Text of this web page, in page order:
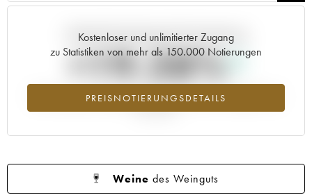
Kostenloser und unlimitierter Zugang
zu Statistiken von mehr als 150.000 Notierungen
PREISNOTIERUNGSDETAILS
Aktuelle Entwicklung der Preisnotierung
+19.28%
Preisanstiegs des Jahrgangs 2013 im Jahr 2026 im Vergleich zum
Weine des Weinguts